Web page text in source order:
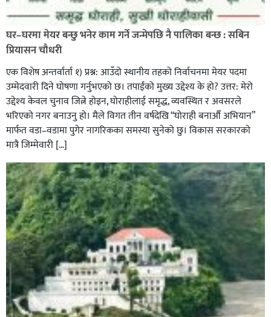
पत्रकारको प्रेसकार्ड बोकेर हिड्ने लागुऔषध कारोबारमा संलग्न
रहेको आरोपमा ३ जना पक्राउ,
भिक्षा मागेर कारमा घुम्ने बाबाहरूलाई दाङ प्रहरीले पक्राउ,भारत
फर्कने सर्तमा रिहा,
घर–घरमा मेयर बन्छु भनेर काम गर्ने जन्मेपछि नै पालिका बन्छ : सबिन
प्रियासन चौधरी
एक विशेष अन्तर्वार्ता १) प्रश्न: आउँदो स्थानीय तहको निर्वाचनमा मेयर पदमा
उम्मेदवारी दिने घोषणा गर्नुभएको छ। तपाईंको मुख्य उद्देश्य के हो? उत्तर: मेरो
उद्देश्य केवल चुनाव जित्ने होइन, घोराहीलाई समृद्ध, व्यवस्थित र अवसरले
भरिएको नगर बनाउनु हो। मैले विगत तीन वर्षदेखि “घोराही बनाऔँ अभियान”
मार्फत वडा–वडामा पुगेर नागरिकका समस्या सुनेको छु। विकास सरकारको
मात्रै जिम्मेवारी […]